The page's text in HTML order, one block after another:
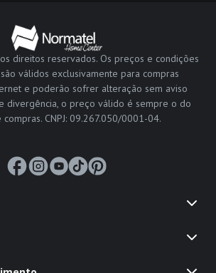
direitos reservados. Os preços e condições
válidos exclusivamente para compras
e poderão sofrer alteração sem aviso
divergência, o preço válido é sempre o do
compras. CNPJ: 09.267.050/0001-04.